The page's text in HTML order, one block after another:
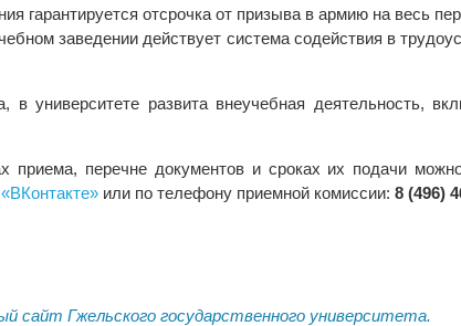
гарантируется отсрочка от призыва в армию на весь
заведении действует система содействия в
в университете развита внеучебная деятельность,
перечне документов и сроках их подачи
или по телефону приемной комиссии: 8 (496)
сайт Гжельского государственного университета.